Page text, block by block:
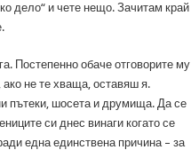
дело“ и чете нещо. Зачитам край
Постепенно обаче отговорите му
не те хваща, оставяш я.
пътеки, шосета и друмища. Да се
си днес винаги когато се
една единствена причина – за